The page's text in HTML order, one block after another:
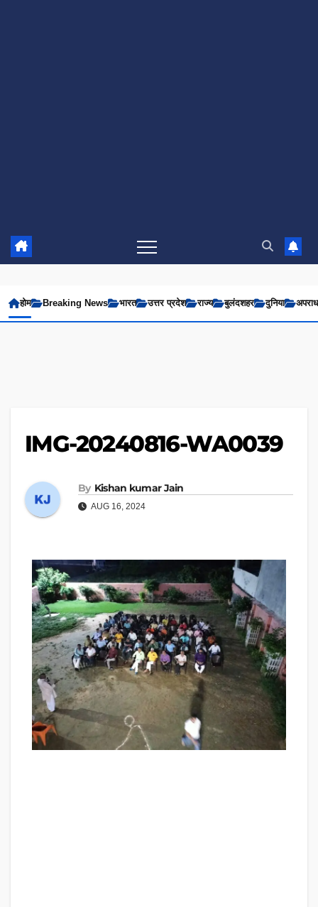
होम Breaking News भारत उत्तर प्रदेश राज्य बुलंदशहर दुनिया अपराध
IMG-20240816-WA0039
By Kishan kumar Jain
AUG 16, 2024